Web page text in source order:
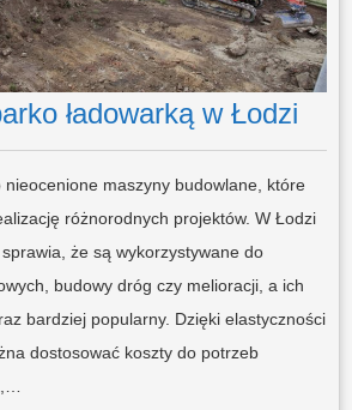
ładowarką w Łodzi
nieocenione maszyny budowlane, które
różnorodnych projektów. W Łodzi
że są wykorzystywane do
budowy dróg czy melioracji, a ich
bardziej popularny. Dzięki elastyczności
dostosować koszty do potrzeb